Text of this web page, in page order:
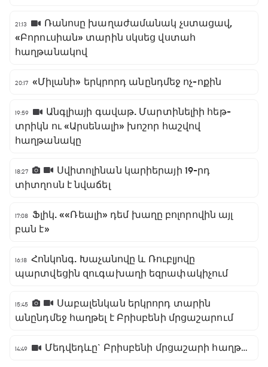
21:13
Ռանոսը խաղաժամանակ չստացավ,
«Բորուսիան» տարին սկսեց վստահ
հաղթանակով
20:17 «Միլանի» երկրորդ անընդմեջ ոչ-ոքին
19:59
Անգլիայի գավաթ. Մարտինելիի հեթ-
տրիկն ու «Արսենալի» խոշոր հաշվով
հաղթանակը
18:27
Սվիտոլինան կարիերայի 19-րդ
տիտղոսն է նվաճել
17:08
Ֆլիկ. ««Ռեալի» դեմ խաղը բոլորովին այլ
բան է»
16:18 Հոնկոնգ. Խաչանովը և Ռուբլյովը
պարտվեցին զուգախաղի եզրափակիչում
15:45
Սաբալենկան երկրորդ տարին
անընդմեջ հաղթել է Բրիսբենի մրցաշարում
14:49 Մեդվեդևը` Բրիսբենի մրցաշարի հաղթող